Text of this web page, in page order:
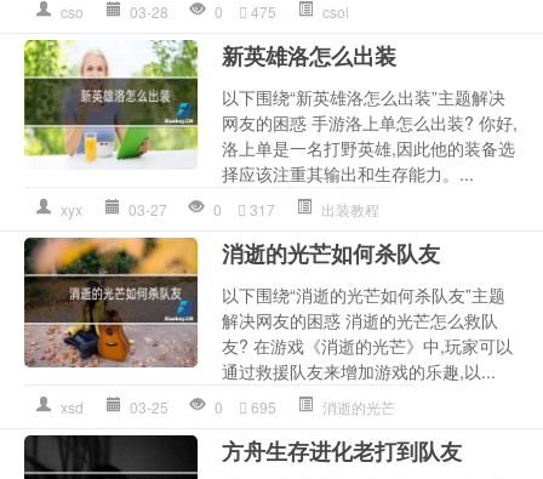
cso 03-28 0 475 csol
新英雄洛怎么出装
以下围绕“新英雄洛怎么出装”主题解决
网友的困惑 手游洛上单怎么出装? 你好,
洛上单是一名打野英雄,因此他的装备选
择应该注重其输出和生存能力。...
xyx 03-27 0 317 出装教程
消逝的光芒如何杀队友
以下围绕“消逝的光芒如何杀队友”主题
解决网友的困惑 消逝的光芒怎么救队
友? 在游戏《消逝的光芒》中,玩家可以
通过救援队友来增加游戏的乐趣,以...
xsd 03-25 0 695 消逝的光芒
方舟生存进化老打到队友